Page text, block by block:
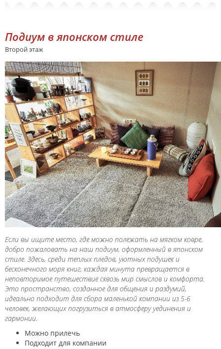
Подиум в японском стиле
Второй этаж
Если вы ищите место, где можно полежать на мягком ковре,
добро пожаловать на наш подиум, оформленный в японском
стиле. Здесь, среди теплых пледов, уютных подушек и
бесконечного моря книг, каждая минута превращается в
неповторимое путешествие сквозь мир смыслов и комфорта.
Это пространство, созданное для общения и раздумий,
идеально подходит для сбора маленькой компании из 5-6
человек, желающих погрузиться в атмосферу уединения и
гармонии.
Можно прилечь
Подходит для компании